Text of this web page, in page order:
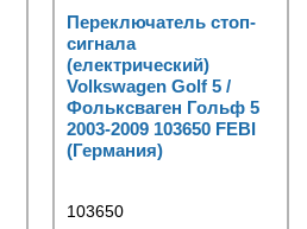
Переключатель стоп-
сигнала
(електрический)
Volkswagen Golf 5 /
Фольксваген Гольф 5
2003-2009 103650 FEBI
(Германия)
103650